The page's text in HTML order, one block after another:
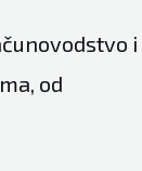
i
od